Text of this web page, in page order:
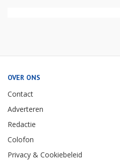
OVER ONS
Contact
Adverteren
Redactie
Colofon
Privacy & Cookiebeleid